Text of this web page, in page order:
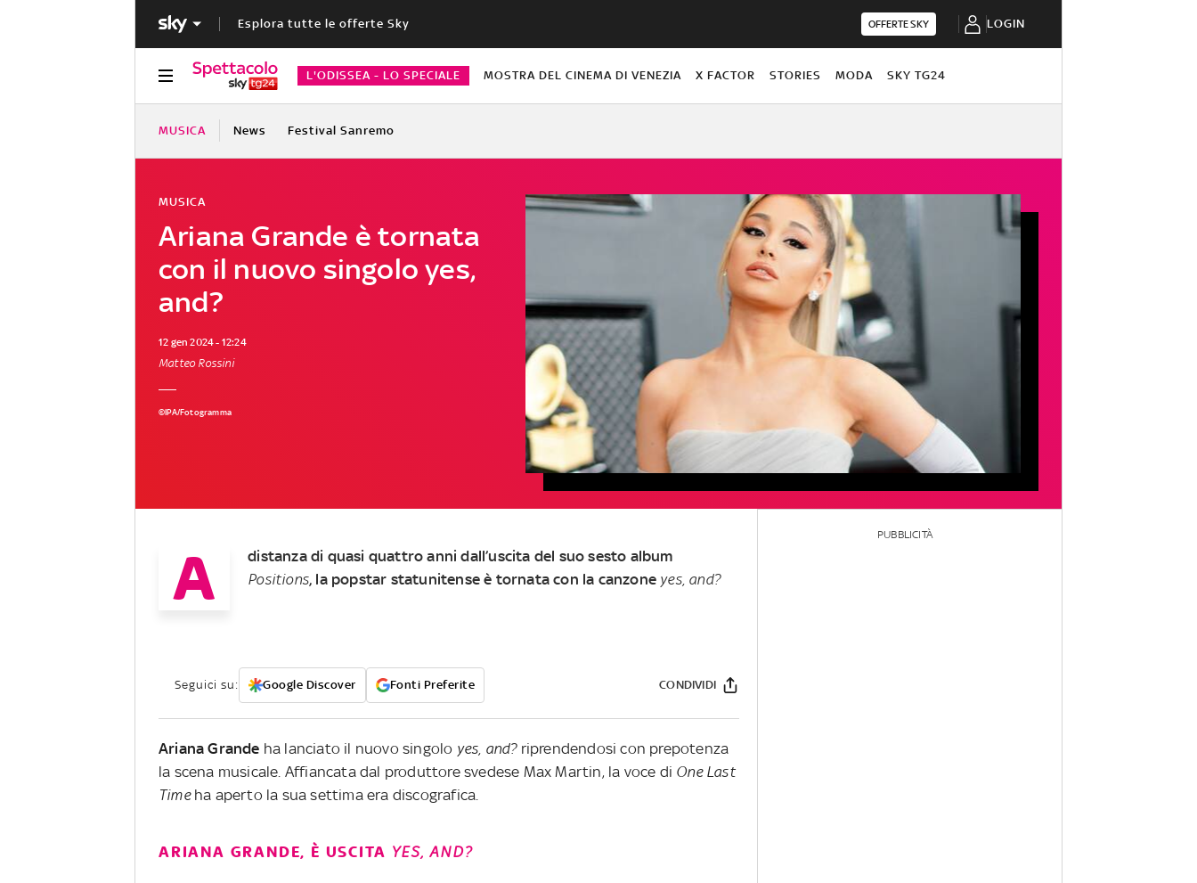
Esplora tutte le offerte Sky OFFERTE SKY LOGIN
L'ODISSEA - LO SPECIALE MOSTRA DEL CINEMA DI VENEZIA X FACTOR STORIES MODA SKY TG24
MUSICA News Festival Sanremo
Ariana Grande è tornata
con il nuovo singolo yes,
and?
MUSICA
12 gen 2024 - 12:24
Matteo Rossini
©IPA/Fotogramma
A
distanza di quasi quattro anni dall’uscita del suo sesto album
Positions, la popstar statunitense è tornata con la canzone yes, and?
Seguici su: Google Discover Fonti Preferite CONDIVIDI
Ariana Grande ha lanciato il nuovo singolo yes, and? riprendendosi con prepotenza
la scena musicale. Affiancata dal produttore svedese Max Martin, la voce di One Last
Timeha aperto la sua settima era discografica.
ARIANA GRANDE, È USCITA YES, AND?
PUBBLICITÀ